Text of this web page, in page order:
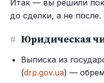
Итак — вы решили
до сделки, а не после.
# Юридическая
Выписка из
(drp.gov.ua) —